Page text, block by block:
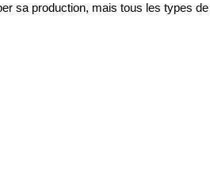
sa production, mais tous les types